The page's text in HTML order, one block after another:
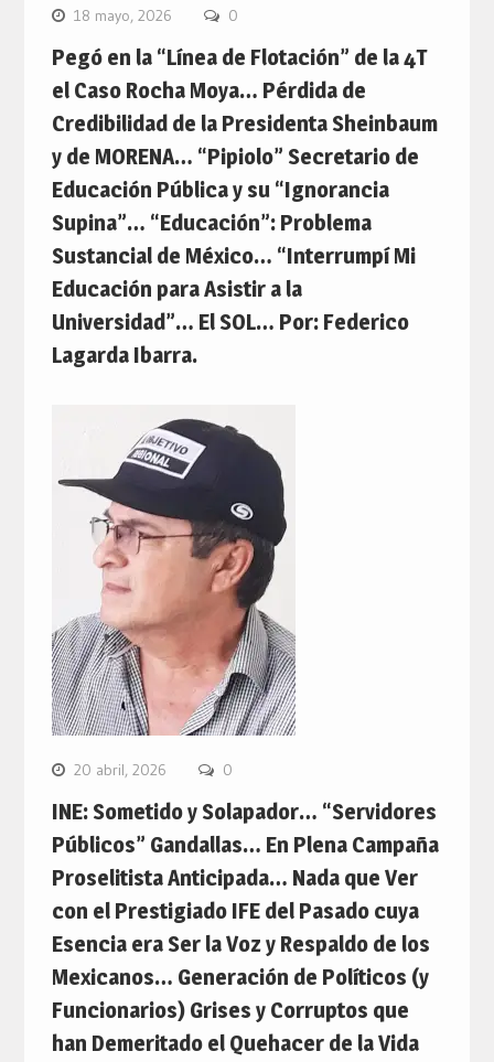
18 mayo, 2026 0
Pegó en la “Línea de Flotación” de la 4T
el Caso Rocha Moya… Pérdida de
Credibilidad de la Presidenta Sheinbaum
y de MORENA… “Pipiolo” Secretario de
Educación Pública y su “Ignorancia
Supina”… “Educación”: Problema
Sustancial de México… “Interrumpí Mi
Educación para Asistir a la
Universidad”… El SOL… Por: Federico
Lagarda Ibarra.
20 abril, 2026 0
INE: Sometido y Solapador… “Servidores
Públicos” Gandallas… En Plena Campaña
Proselitista Anticipada… Nada que Ver
con el Prestigiado IFE del Pasado cuya
Esencia era Ser la Voz y Respaldo de los
Mexicanos… Generación de Políticos (y
Funcionarios) Grises y Corruptos que
han Demeritado el Quehacer de la Vida